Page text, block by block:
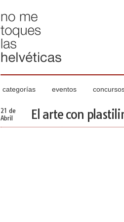
categorías eventos
21 de
Abril
El arte con